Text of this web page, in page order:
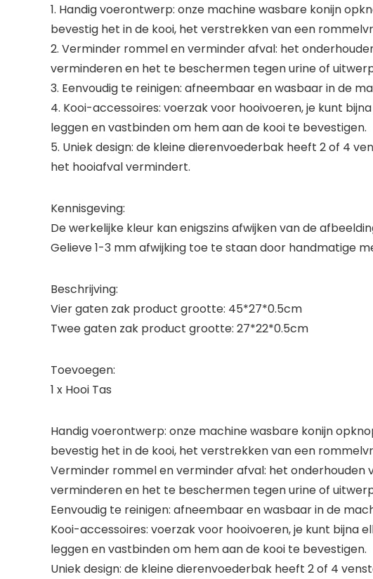
1. Handig voerontwerp: onze machine wasbare konijn
bevestig het in de kooi, het verstrekken van een
2. Verminder rommel en verminder afval: het
verminderen en het te beschermen tegen urine of
3. Eenvoudig te reinigen: afneembaar en wasbaar in de
4. Kooi-accessoires: voerzak voor hooivoeren, je kunt
leggen en vastbinden om hem aan de kooi te bevestigen.
5. Uniek design: de kleine dierenvoederbak heeft 2 of 4
het hooiafval vermindert.
Kennisgeving:
De werkelijke kleur kan enigszins afwijken van de
Gelieve 1-3 mm afwijking toe te staan door handmatige
Beschrijving:
Vier gaten zak product grootte: 45*27*0.5cm
Twee gaten zak product grootte: 27*22*0.5cm
Toevoegen:
1 x Hooi Tas
Handig voerontwerp: onze machine wasbare konijn
bevestig het in de kooi, het verstrekken van een
Verminder rommel en verminder afval: het
verminderen en het te beschermen tegen urine of
Eenvoudig te reinigen: afneembaar en wasbaar in de
Kooi-accessoires: voerzak voor hooivoeren, je kunt bijna
leggen en vastbinden om hem aan de kooi te bevestigen.
Uniek design: de kleine dierenvoederbak heeft 2 of 4